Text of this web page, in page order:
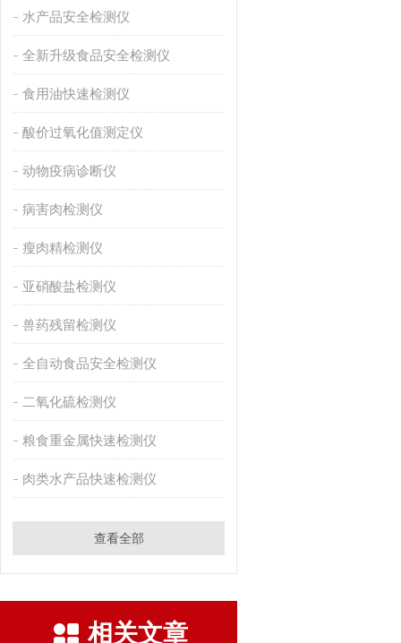
水产品安全检测仪
全新升级食品安全检测仪
食用油快速检测仪
酸价过氧化值测定仪
动物疫病诊断仪
病害肉检测仪
瘦肉精检测仪
亚硝酸盐检测仪
兽药残留检测仪
全自动食品安全检测仪
二氧化硫检测仪
粮食重金属快速检测仪
肉类水产品快速检测仪
查看全部
相关文章